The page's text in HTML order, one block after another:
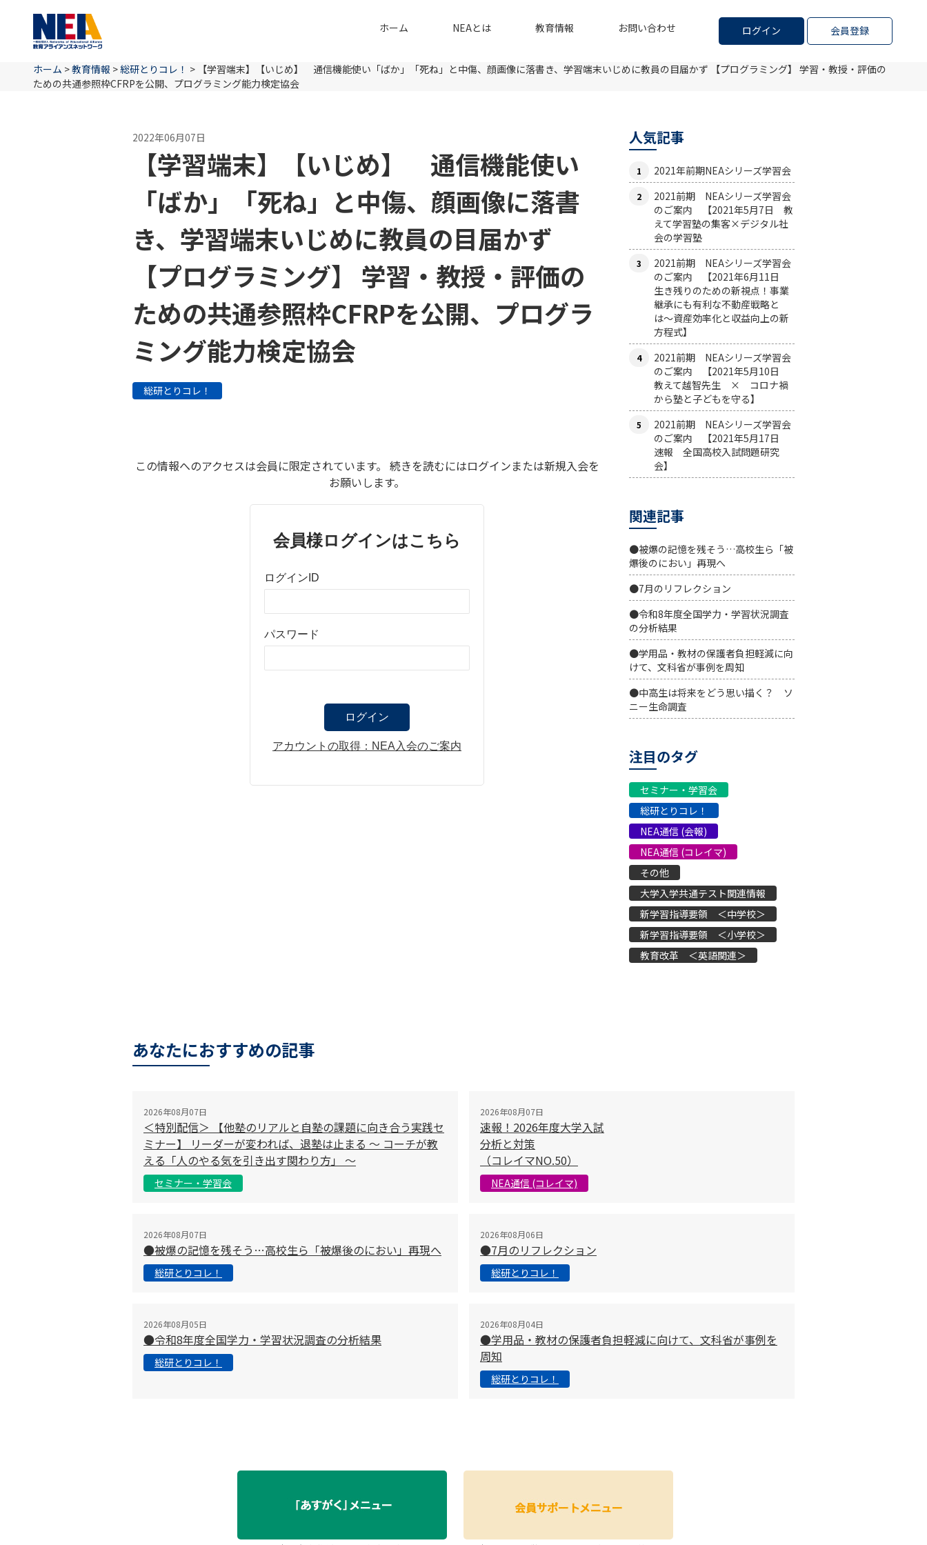
ログイン 会員登録
ホーム NEAとは 教育情報 お問い合わせ
ホーム >教育情報 >総研とりコレ！ > 【学習端末】【いじめ】 通信機能使い「ばか」「死ね」と中傷、顔画像に落書き、学習端末いじめに教員の目届かず
【プログラミング】 学習・教授・評価の
ための共通参照枠CFRPを公開、プログラミング能力検定協会
2022年06月07日
【学習端末】【いじめ】 通信機能使い
「ばか」「死ね」と中傷、顔画像に落書
き、学習端末いじめに教員の目届かず
【プログラミング】 学習・教授・評価の
ための共通参照枠CFRPを公開、プログラ
ミング能力検定協会
総研とりコレ！
この情報へのアクセスは会員に限定されています。 続きを読むにはログインまたは新規入会を
お願いします。
会員様ログインはこちら
ログインID
パスワード
アカウントの取得：NEA入会のご案内
人気記事
2021年前期NEAシリーズ学習会
2021前期 NEAシリーズ学習会
のご案内 【2021年5月7日 教
えて学習塾の集客×デジタル社
会の学習塾
2021前期 NEAシリーズ学習会
のご案内 【2021年6月11日
生き残りのための新視点！事業
継承にも有利な不動産戦略と
は〜資産効率化と収益向上の新
方程式】
2021前期 NEAシリーズ学習会
のご案内 【2021年5月10日
教えて越智先生 × コロナ禍
から塾と子どもを守る】
2021前期 NEAシリーズ学習会
のご案内 【2021年5月17日
速報 全国高校入試問題研究
会】
関連記事
●被爆の記憶を残そう…高校生ら「被
爆後のにおい」再現へ
●7月のリフレクション
●令和8年度全国学力・学習状況調査
の分析結果
●学用品・教材の保護者負担軽減に向
けて、文科省が事例を周知
●中高生は将来をどう思い描く？ ソ
ニー生命調査
注目のタグ
セミナー・学習会
総研とりコレ！
NEA通信 (会報)
NEA通信 (コレイマ)
その他
大学入学共通テスト関連情報
新学習指導要領 ＜中学校＞
新学習指導要領 ＜小学校＞
教育改革 ＜英語関連＞
あなたにおすすめの記事
2026年08月07日
＜特別配信＞ 【他塾のリアルと自塾の課題に向き合う実践セ
ミナー】 リーダーが変われば、退塾は止まる 〜 コーチが教
える「人のやる気を引き出す関わり方」 〜
セミナー・学習会
2026年08月07日
速報！2026年度大学入試
分析と対策
（コレイマNO.50）
NEA通信 (コレイマ)
2026年08月07日
●被爆の記憶を残そう…高校生ら「被爆後のにおい」再現へ
総研とりコレ！
2026年08月06日
●7月のリフレクション
総研とりコレ！
2026年08月05日
●令和8年度全国学力・学習状況調査の分析結果
総研とりコレ！
2026年08月04日
●学用品・教材の保護者負担軽減に向けて、文科省が事例を
周知
総研とりコレ！